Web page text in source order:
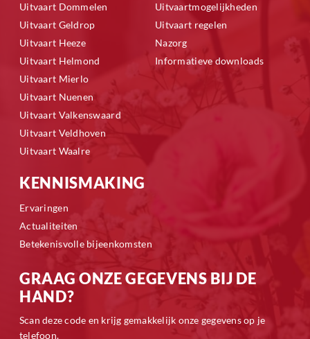
Uitvaart Dommelen
Uitvaart Geldrop
Uitvaart Heeze
Uitvaart Helmond
Uitvaart Mierlo
Uitvaart Nuenen
Uitvaart Valkenswaard
Uitvaart Veldhoven
Uitvaart Waalre
Uitvaartmogelijkheden
Uitvaart regelen
Nazorg
Informatieve downloads
KENNISMAKING
Ervaringen
Actualiteiten
Betekenisvolle bijeenkomsten
GRAAG ONZE GEGEVENS BIJ DE
HAND?
Scan deze code en krijg gemakkelijk onze gegevens op je
telefoon.